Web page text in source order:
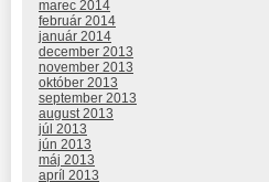
marec 2014
február 2014
január 2014
december 2013
november 2013
október 2013
september 2013
august 2013
júl 2013
jún 2013
máj 2013
apríl 2013